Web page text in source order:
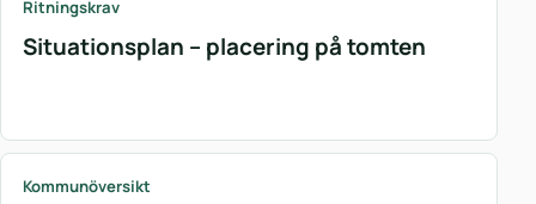
Ritningskrav
Situationsplan – placering på tomten
Kommunöversikt